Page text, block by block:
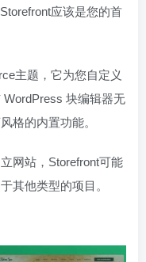
应该是您的首
主题，它为您自定义
块编辑器无
格的内置功能。
网站，Storefront可能
其他类型的项目。